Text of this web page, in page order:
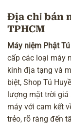
Địa chỉ bán
TPHCM
Máy niệm Phật
cấp các loại máy
kinh địa tạng và
biệt, Shop Tú
lượng mặt trời giá
máy với cam kết
trẻo, rõ ràng đến